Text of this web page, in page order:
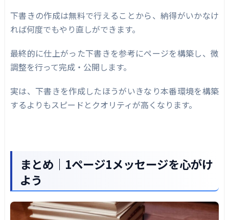
下書きの作成は無料で行えることから、納得がいかなけ
れば何度でもやり直しができます。
最終的に仕上がった下書きを参考にページを構築し、微
調整を行って完成・公開します。
実は、下書きを作成したほうがいきなり本番環境を構築
するよりもスピードとクオリティが高くなります。
まとめ｜1ページ1メッセージを心がけ
よう